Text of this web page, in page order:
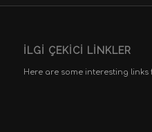
İLGI ÇEKICI LINKLER
Here are some interesting links